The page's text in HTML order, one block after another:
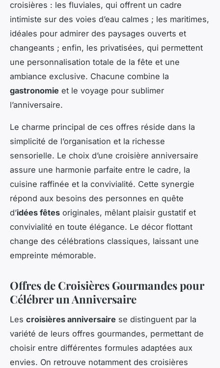
croisières : les fluviales, qui offrent un cadre
intimiste sur des voies d’eau calmes ; les maritimes,
idéales pour admirer des paysages ouverts et
changeants ; enfin, les privatisées, qui permettent
une personnalisation totale de la fête et une
ambiance exclusive. Chacune combine la
gastronomie et le voyage pour sublimer
l’anniversaire.
Le charme principal de ces offres réside dans la
simplicité de l’organisation et la richesse
sensorielle. Le choix d’une croisière anniversaire
assure une harmonie parfaite entre le cadre, la
cuisine raffinée et la convivialité. Cette synergie
répond aux besoins des personnes en quête
d’idées fêtes originales, mêlant plaisir gustatif et
convivialité en toute élégance. Le décor flottant
change des célébrations classiques, laissant une
empreinte mémorable.
Offres de Croisières Gourmandes pour
Célébrer un Anniversaire
Les croisières anniversaire se distinguent par la
variété de leurs offres gourmandes, permettant de
choisir entre différentes formules adaptées aux
envies. On retrouve notamment des croisières